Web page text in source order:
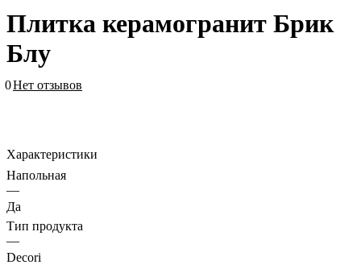
Плитка керамогранит Брик
Блу
0Нет отзывов
Характеристики
Напольная
—
Да
Тип продукта
—
Decori